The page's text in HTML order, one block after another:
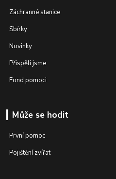
Záchranné stanice
Sbírky
Novinky
Přispěli jsme
Fond pomoci
Může se hodit
První pomoc
Pojištění zvířat